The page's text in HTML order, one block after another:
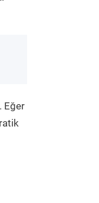
Eğer